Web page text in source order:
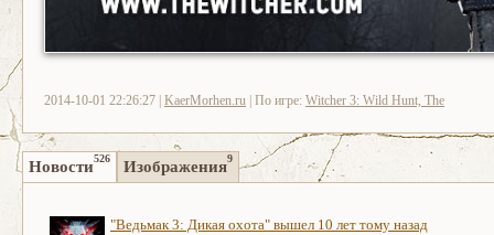
2014-10-01 22:26:27 | KaerMorhen.ru | По игре: Witcher 3: Wild Hunt, The
Новости526 Изображения9
"Ведьмак 3: Дикая охота" вышел 10 лет тому назад